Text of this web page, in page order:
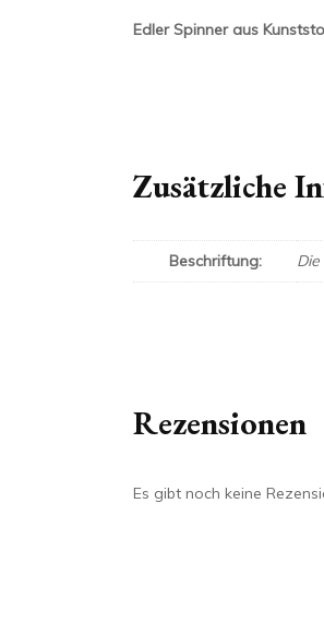
Edler Spinner aus
Zusätzliche
Beschriftung:
Rezensionen
Es gibt noch keine